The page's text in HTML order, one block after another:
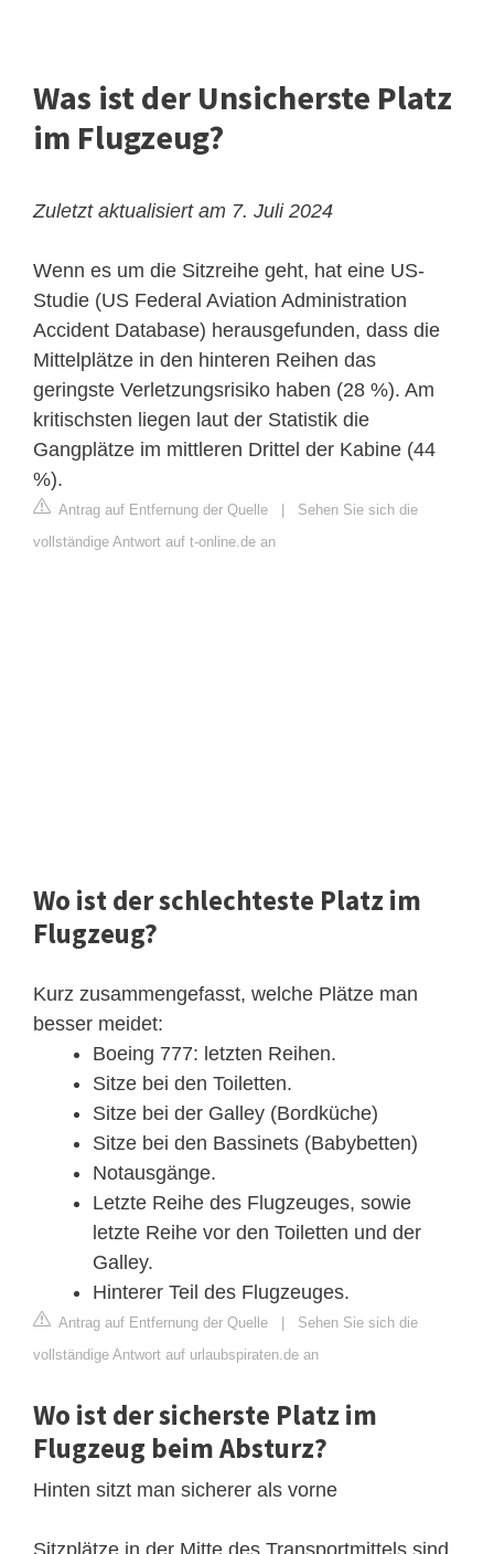
Was ist der Unsicherste Platz
im Flugzeug?
Zuletzt aktualisiert am 7. Juli 2024
Wenn es um die Sitzreihe geht, hat eine US-
Studie (US Federal Aviation Administration
Accident Database) herausgefunden, dass die
Mittelplätze in den hinteren Reihen das
geringste Verletzungsrisiko haben (28 %). Am
kritischsten liegen laut der Statistik die
Gangplätze im mittleren Drittel der Kabine (44
%).
Antrag auf Entfernung der Quelle
Sehen Sie sich die
vollständige Antwort auf t-online.de an
Wo ist der schlechteste Platz im
Flugzeug?
Kurz zusammengefasst, welche Plätze man
besser meidet:
Boeing 777: letzten Reihen.
Sitze bei den Toiletten.
Sitze bei der Galley (Bordküche)
Sitze bei den Bassinets (Babybetten)
Notausgänge.
Letzte Reihe des Flugzeuges, sowie
letzte Reihe vor den Toiletten und der
Galley.
Hinterer Teil des Flugzeuges.
Antrag auf Entfernung der Quelle
Sehen Sie sich die
vollständige Antwort auf urlaubspiraten.de an
Wo ist der sicherste Platz im
Flugzeug beim Absturz?
Hinten sitzt man sicherer als vorne